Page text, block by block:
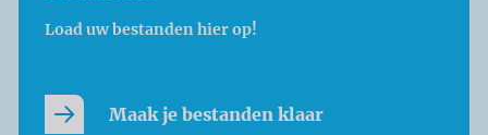
Load uw bestanden hier op!
Maak je bestanden klaar